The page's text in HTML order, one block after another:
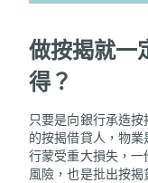
做按揭就一
得？
只要是向銀行承造
的按揭借貸人，物
行蒙受重大損失，
風險，也是批出按揭